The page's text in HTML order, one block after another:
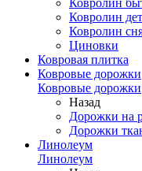
Ковролин
Ковролин
Ковролин
Циновки
Ковровая плитка
Ковровые дорожки
Ковровые дорожки
Назад
Дорожки на
Дорожки
Линолеум
Линолеум